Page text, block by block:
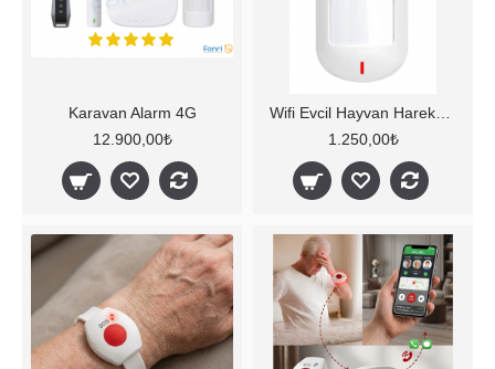
Karavan Alarm 4G
12.900,00₺
1.250,00₺